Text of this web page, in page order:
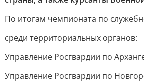
По итогам чемпионата по
среди территориальных органов:
Управление Росгвардии по
Управление Росгвардии по